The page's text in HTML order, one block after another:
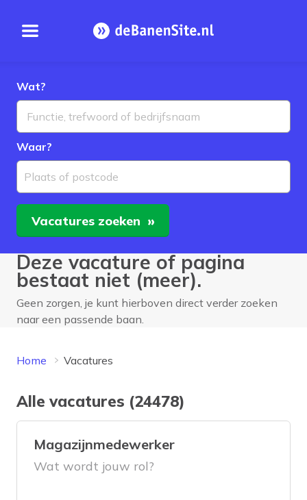
Open menu Homepage
Wat?
Waar?
Plaats of postcode
Vacatures zoeken
Deze vacature of pagina
bestaat niet (meer).
Geen zorgen, je kunt hierboven direct verder zoeken
naar een passende baan.
Home Vacatures
Alle vacatures (24478)
Magazijnmedewerker
Wat wordt jouw rol?